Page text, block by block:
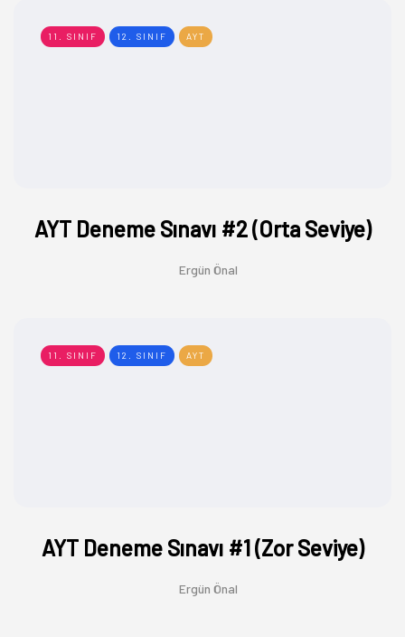
11. SINIF 12. SINIF AYT
AYT Deneme Sınavı #2 (Orta Seviye)
Ergün Önal
11. SINIF 12. SINIF AYT
AYT Deneme Sınavı #1 (Zor Seviye)
Ergün Önal